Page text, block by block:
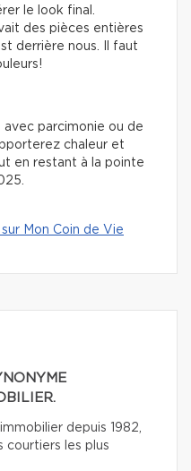
le look final.
des pièces entières
derrière nous. Il faut
avec parcimonie ou de
chaleur et
en restant à la pointe
Mon Coin de Vie
depuis 1982,
courtiers les plus